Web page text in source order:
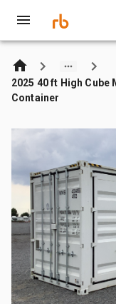
2025 40 ft High
Container